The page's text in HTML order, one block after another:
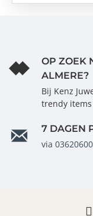
OP ZOEK
ALMERE?
Bij Kenz
trendy
7 DAGEN
via